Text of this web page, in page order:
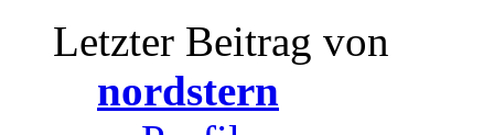
Letzter Beitrag von
nordstern